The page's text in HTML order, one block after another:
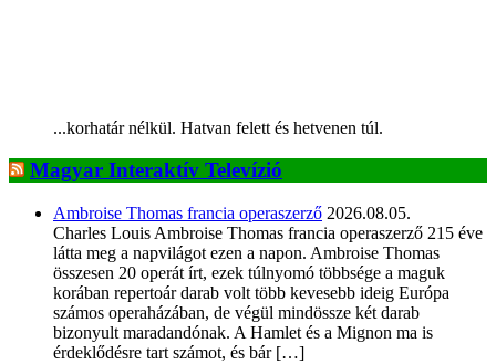
...korhatár nélkül. Hatvan felett és hetvenen túl.
Magyar Interaktív Televízió
Ambroise Thomas francia operaszerző 2026.08.05.
Charles Louis Ambroise Thomas francia operaszerző 215 éve
látta meg a napvilágot ezen a napon. Ambroise Thomas
összesen 20 operát írt, ezek túlnyomó többsége a maguk
korában repertoár darab volt több kevesebb ideig Európa
számos operaházában, de végül mindössze két darab
bizonyult maradandónak. A Hamlet és a Mignon ma is
érdeklődésre tart számot, és bár […]